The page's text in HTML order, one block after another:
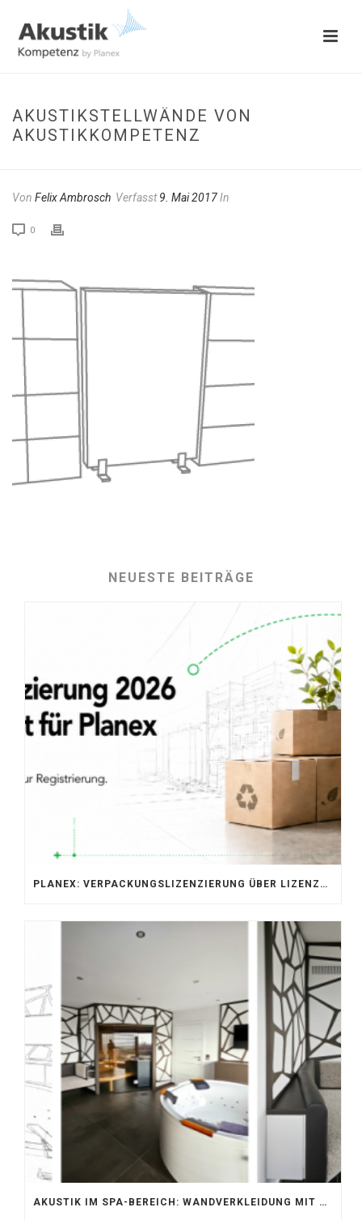
AKUSTIKSTELLWÄNDE VON
AKUSTIKKOMPETENZ
Von Felix Ambrosch Verfasst9. Mai 2017In
0
NEUESTE BEITRÄGE
PLANEX: VERPACKUNGSLIZENZIERUNG ÜBER LIZENZERO & LUCID 2026
AKUSTIK IM SPA-BEREICH: WANDVERKLEIDUNG MIT SILENTPROTECT CORE